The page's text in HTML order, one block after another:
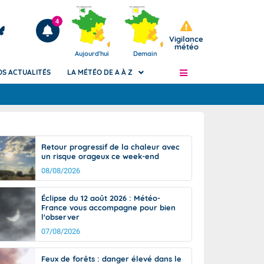
Articles
4
Aujourd'hui Demain
Vigilance
météo
de
Phénomènes dangereux de J+2 à J+7
Avertissement pluies intenses à l'échelle
des communes (Apic)
Bulletins Marine
Bulletins d'estimation du risque
d'avalanche
Météo des forêts
Vigicrues
ACTUALITÉS LA MÉTÉO DE A À Z
Retour progressif de la chaleur avec
un risque orageux ce week-end
08/08/2026
Éclipse du 12 août 2026 : Météo-
France vous accompagne pour bien
l'observer
07/08/2026
Feux de forêts : danger élevé dans le